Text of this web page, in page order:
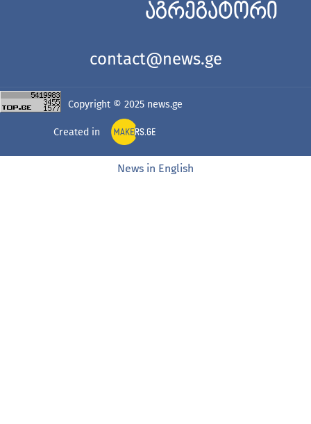
აგრეგატორი
contact@news.ge
Copyright © 2025 news.ge
Created in
News in English